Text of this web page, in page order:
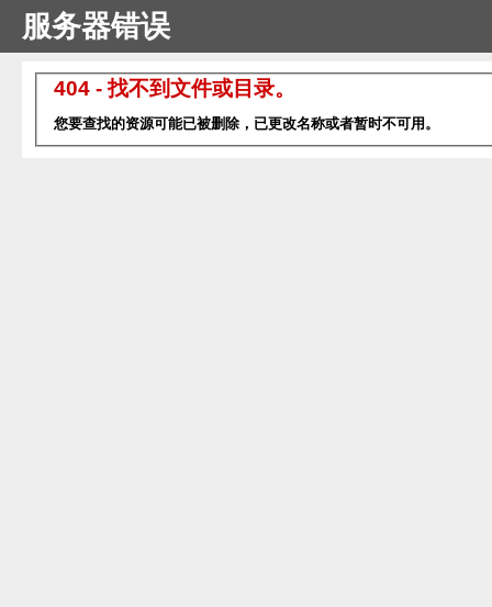
服务器错误
404 - 找不到文件或目录。
您要查找的资源可能已被删除，已更改名称或者暂时不可用。